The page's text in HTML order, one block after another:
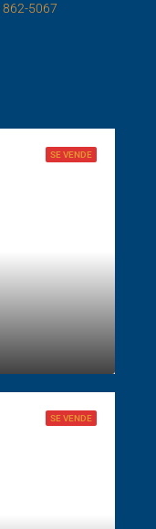
5067
SE VENDE
SE VENDE